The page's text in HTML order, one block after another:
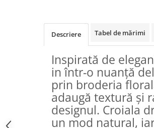
Descriere Tabel de mărimi
Inspirată de
in într-o nuanță
prin broderia
adaugă textură și
designul. Croiala
un mod natural,